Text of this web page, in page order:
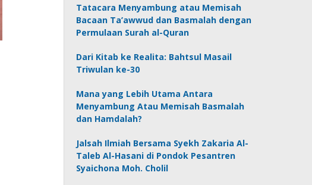
Tatacara Menyambung atau Memisah
Bacaan Ta’awwud dan Basmalah dengan
Permulaan Surah al-Quran
Dari Kitab ke Realita: Bahtsul Masail
Triwulan ke-30
Mana yang Lebih Utama Antara
Menyambung Atau Memisah Basmalah
dan Hamdalah?
Jalsah Ilmiah Bersama Syekh Zakaria Al-
Taleb Al-Hasani di Pondok Pesantren
Syaichona Moh. Cholil